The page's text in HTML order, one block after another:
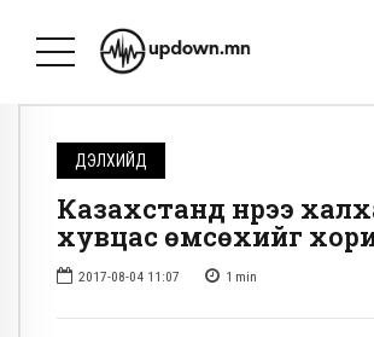
ДЭЛХИЙД
Казахстанд нүүрээ
хувцас өмсөхийг
2017-08-04 11:07 1 min